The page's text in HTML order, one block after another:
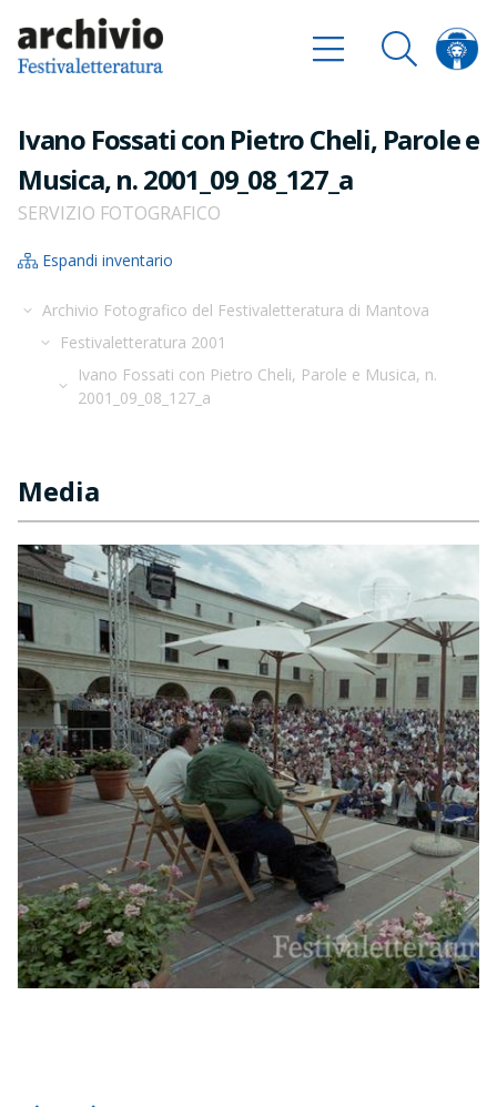
Ivano Fossati con Pietro Cheli, Parole e
Musica, n. 2001_09_08_127_a
SERVIZIO FOTOGRAFICO
Espandi inventario
Archivio Fotografico del Festivaletteratura di Mantova
Festivaletteratura 2001
Ivano Fossati con Pietro Cheli, Parole e Musica, n.
2001_09_08_127_a
Media